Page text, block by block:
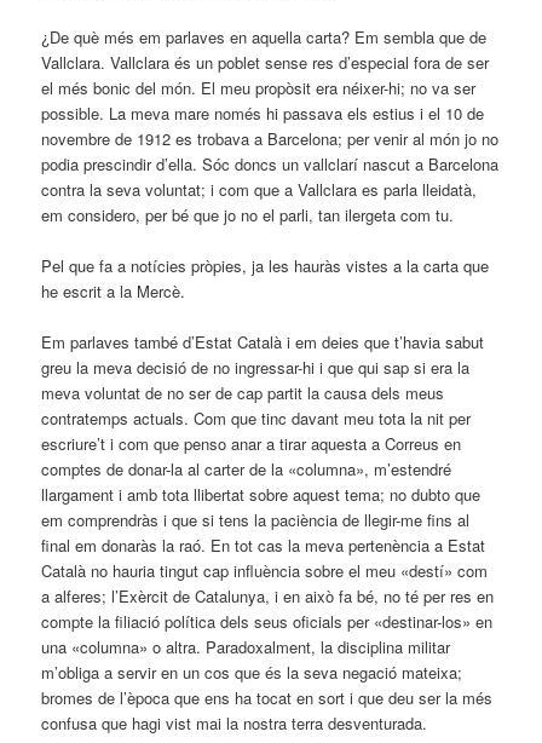
¿De què més em parlaves en aquella carta? Em sembla que de
Vallclara. Vallclara és un poblet sense res d’especial fora de ser
el més bonic del món. El meu propòsit era néixer-hi; no va ser
possible. La meva mare només hi passava els estius i el 10 de
novembre de 1912 es trobava a Barcelona; per venir al món jo no
podia prescindir d’ella. Sóc doncs un vallclarí nascut a Barcelona
contra la seva voluntat; i com que a Vallclara es parla lleidatà,
em considero, per bé que jo no el parli, tan ilergeta com tu.
Pel que fa a notícies pròpies, ja les hauràs vistes a la carta que
he escrit a la Mercè.
Em parlaves també d’Estat Català i em deies que ­t’havia sabut
greu la meva decisió de no ingressar-hi i que qui sap si era la
meva voluntat de no ser de cap partit la causa dels meus
contratemps actuals. Com que tinc davant meu tota la nit per
escriure’t i com que penso anar a tirar aquesta a Correus en
comptes de donar-la al carter de la «columna», m’estendré
llargament i amb tota llibertat sobre aquest tema; no dubto que
em comprendràs i que si tens la paciència de llegir-me fins al
final em donaràs la raó. En tot cas la meva pertenència a Estat
Català no hauria tingut cap influència sobre el meu «destí» com
a alferes; l’Exèrcit de Catalunya, i en això fa bé, no té per res en
compte la filiació política dels seus oficials per «destinar-los» en
una «columna» o altra. Paradoxalment, la disciplina militar
m’obliga a servir en un cos que és la seva negació mateixa;
bromes de l’època que ens ha tocat en sort i que deu ser la més
confusa que hagi vist mai la nostra terra desventurada.